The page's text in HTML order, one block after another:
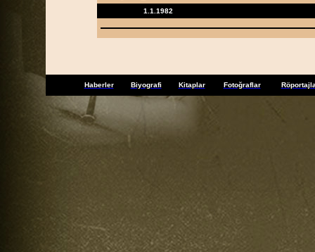
1.1.1982
Haberler Biyografi Kitaplar Fotoğraflar